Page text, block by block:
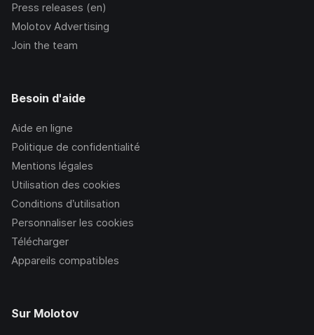
Press releases (en)
Molotov Advertising
Join the team
Besoin d'aide
Aide en ligne
Politique de confidentialité
Mentions légales
Utilisation des cookies
Conditions d’utilisation
Personnaliser les cookies
Télécharger
Appareils compatibles
Sur Molotov